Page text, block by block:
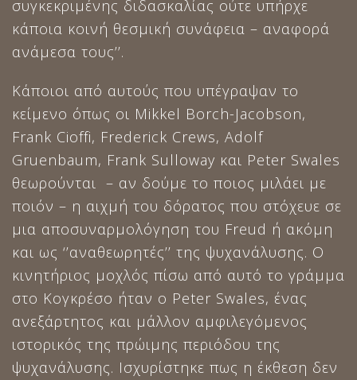
συγκεκριμένης διδασκαλίας ούτε υπήρχε
κάποια κοινή θεσμική συνάφεια – αναφορά
ανάμεσα τους’’.
Κάποιοι από αυτούς που υπέγραψαν το
κείμενο όπως οι Mikkel Borch-Jacobson,
Frank Cioffi, Frederick Crews, Adolf
Gruenbaum, Frank Sulloway και Peter Swales
θεωρούνται – αν δούμε το ποιος μιλάει με
ποιόν – η αιχμή του δόρατος που στόχευε σε
μια αποσυναρμολόγηση του Freud ή ακόμη
και ως ‘’αναθεωρητές’’ της ψυχανάλυσης. Ο
κινητήριος μοχλός πίσω από αυτό το γράμμα
στο Κογκρέσο ήταν ο Peter Swales, ένας
ανεξάρτητος και μάλλον αμφιλεγόμενος
ιστορικός της πρώιμης περιόδου της
ψυχανάλυσης. Ισχυρίστηκε πως η έκθεση δεν